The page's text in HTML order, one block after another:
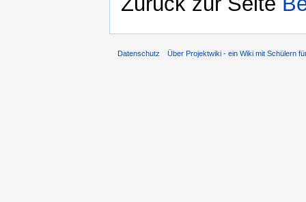
Datenschutz Über Projektwiki - ein Wiki mit Schülern